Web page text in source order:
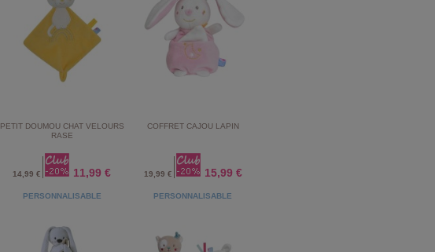
PETIT DOUMOU CHAT VELOURS
RASE
14,99 € 11,99 €
COFFRET CAJOU LAPIN
19,99 € 15,99 €
PERSONNALISABLE PERSONNALISABLE